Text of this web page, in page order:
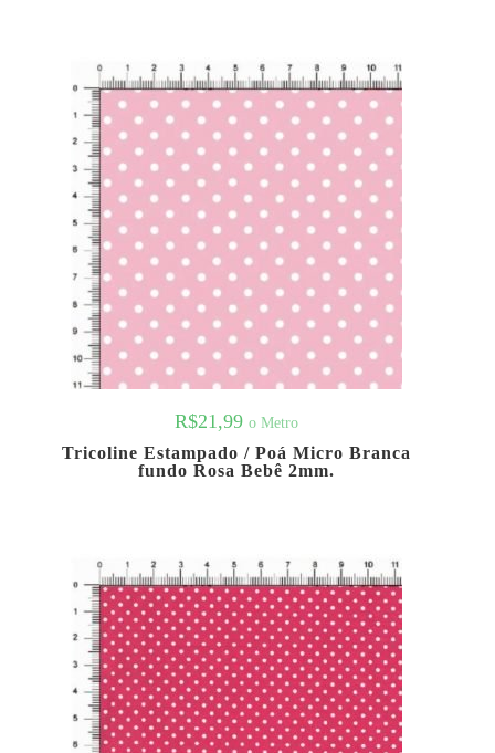
R$21,99 o Metro
Tricoline Estampado / Poá Micro Branca
fundo Rosa Bebê 2mm.